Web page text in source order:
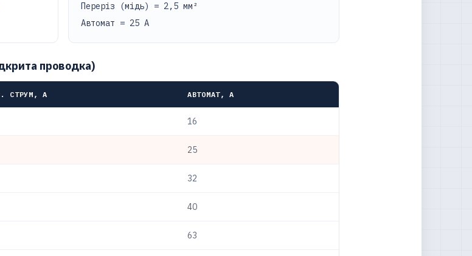
Переріз (мідь) = 2,5 мм²
Автомат = 25 А
проводка)
СТРУМ, А АВТОМАТ, А
16
25
32
40
63